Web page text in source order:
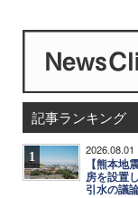
記事ランキング
1 2026.08.01
【熊本地
房を設置
引水の議